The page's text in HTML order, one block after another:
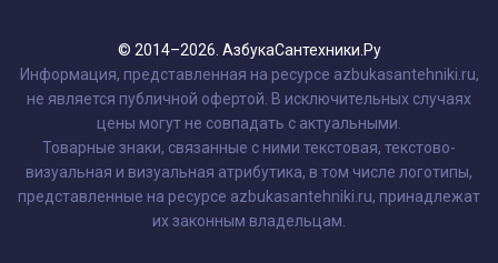
© 2014–2026. АзбукаСантехники.Ру
Информация, представленная на ресурсе azbukasantehniki.ru,
не является публичной офертой. В исключительных случаях
цены могут не совпадать с актуальными.
Товарные знаки, связанные с ними текстовая, текстово-
визуальная и визуальная атрибутика, в том числе логотипы,
представленные на ресурсе azbukasantehniki.ru, принадлежат
их законным владельцам.